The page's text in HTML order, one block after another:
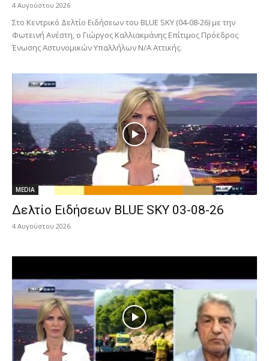
4 Αυγούστου 2026
Στο Κεντρικό Δελτίο Ειδήσεων του BLUE SKY (04-08-26) με την
Φωτεινή Ανέστη, o Γιώργος Καλλιακμάνης Επίτιμος Πρόεδρος
Ένωσης Αστυνομικών Υπαλλήλων Ν/Α Αττικής.
MEDIA
Δελτίο Ειδήσεων BLUE SKY 03-08-26
4 Αυγούστου 2026